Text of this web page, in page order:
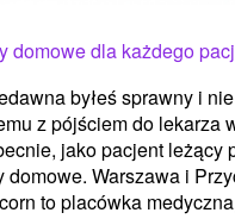
domowe dla każdego
byłeś sprawny i
z pójściem do lekarza
jako pacjent leżący
domowe. Warszawa i
to placówka